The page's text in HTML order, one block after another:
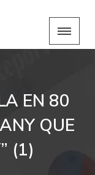
EN 80
QUE
(1)